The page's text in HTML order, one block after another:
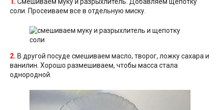
1. Смешиваем муку и разрыхлитель. Добавляем щепотку
соли. Просеиваем все в отдельную миску.
2. В другой посуде смешиваем масло, творог, ложку сахара и
ванилин. Хорошо размешиваем, чтобы масса стала
однородной.